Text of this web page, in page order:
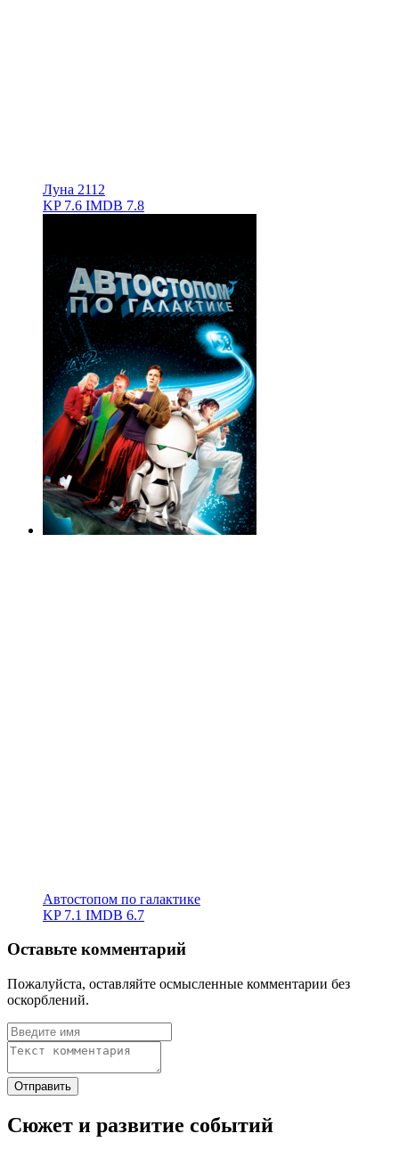
Луна 2112
KP 7.6 IMDB 7.8
Автостопом по галактике
KP 7.1 IMDB 6.7
Оставьте комментарий
Пожалуйста, оставляйте осмысленные комментарии без
оскорблений.
Сюжет и развитие событий